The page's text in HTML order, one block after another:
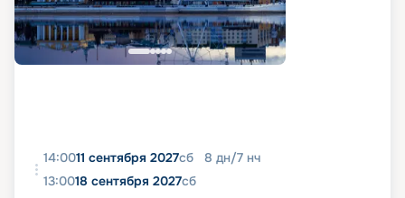
14:0011 сентября 2027сб 8 дн/7 нч
13:0018 сентября 2027сб